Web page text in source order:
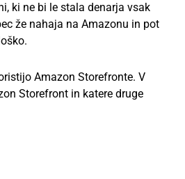
ki ne bi le stala denarja vsak
že nahaja na Amazonu in pot
Amazon Storefronte. V
Storefront in katere druge